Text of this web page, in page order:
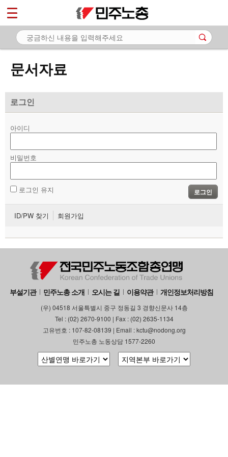
문서자료
로그인
아이디
비밀번호
로그인 유지 로그인
ID/PW 찾기 회원가입
부설기관 민주노총 소개 오시는 길 이용약관 개인정보처리방침
(우) 04518 서울특별시 중구 정동길 3 경향신문사 14층
Tel : (02) 2670-9100 | Fax : (02) 2635-1134
고유번호 : 107-82-08139 | Email : kctu@nodong.org
민주노총 노동상담 1577-2260
마이페이지
소개
노동상담
자료
- 미디어자료
- 카드뉴스
부설기관